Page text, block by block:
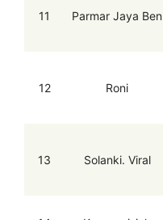
11 Parmar Jaya Ben
12 Roni
13 Solanki. Viral